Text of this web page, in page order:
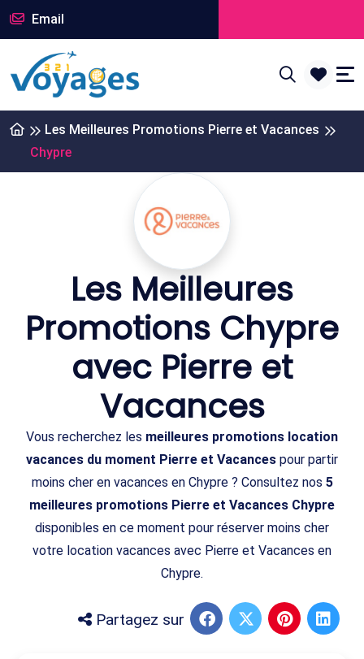
Email
Les Meilleures Promotions Pierre et Vacances
Chypre
Les Meilleures
Promotions Chypre
avec Pierre et
Vacances
Vous recherchez les meilleures promotions location
vacances du moment Pierre et Vacances pour partir
moins cher en vacances en Chypre ? Consultez nos 5
meilleures promotions Pierre et Vacances Chypre
disponibles en ce moment pour réserver moins cher
votre location vacances avec Pierre et Vacances en
Chypre.
Partagez sur